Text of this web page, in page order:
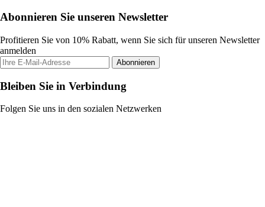
Abonnieren Sie unseren Newsletter
Profitieren Sie von 10% Rabatt, wenn Sie sich für unseren Newsletter
anmelden
Abonnieren
Bleiben Sie in Verbindung
Folgen Sie uns in den sozialen Netzwerken